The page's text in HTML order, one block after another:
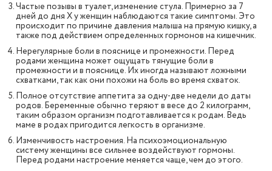
Частые позывы в туалет, изменение стула. Примерно за 7
дней до дня Х у женщин наблюдаются такие симптомы. Это
происходит по причине давления малыша на прямую кишку, а
также под действием определенных гормонов на кишечник.
Нерегулярные боли в пояснице и промежности. Перед
родами женщина может ощущать тянущие боли в
промежности и в пояснице. Их иногда называют ложными
схватками, так как они похожи на боль во время схваток.
Полное отсутствие аппетита за одну-две недели до даты
родов. Беременные обычно теряют в весе до 2 килограмм,
таким образом организм подготавливается к родам. Ведь
маме в родах пригодится легкость в организме.
Изменчивость настроения. На психоэмоциональную
систему женщины все сильнее воздействуют гормоны.
Перед родами настроение меняется чаще, чем до этого.